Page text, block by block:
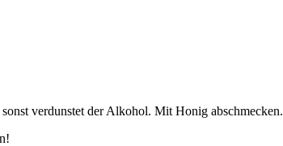
verdunstet der Alkohol. Mit Honig abschmecken.